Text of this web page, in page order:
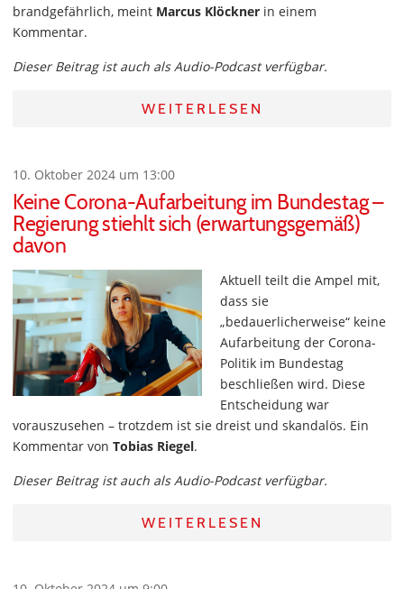
brandgefährlich, meint Marcus Klöckner in einem
Kommentar.
Dieser Beitrag ist auch als Audio-Podcast verfügbar.
WEITERLESEN
10. Oktober 2024 um 13:00
Keine Corona-Aufarbeitung im Bundestag –
Regierung stiehlt sich (erwartungsgemäß)
davon
Aktuell teilt die Ampel mit,
dass sie
„bedauerlicherweise“ keine
Aufarbeitung der Corona-
Politik im Bundestag
beschließen wird. Diese
Entscheidung war
vorauszusehen – trotzdem ist sie dreist und skandalös. Ein
Kommentar von Tobias Riegel.
Dieser Beitrag ist auch als Audio-Podcast verfügbar.
WEITERLESEN